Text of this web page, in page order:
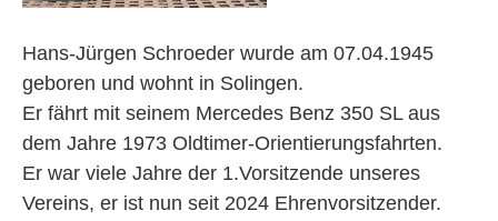
Hans-Jürgen Schroeder wurde am 07.04.1945
geboren und wohnt in Solingen.
Er fährt mit seinem Mercedes Benz 350 SL aus
dem Jahre 1973 Oldtimer-Orientierungsfahrten.
Er war viele Jahre der 1.Vorsitzende unseres
Vereins, er ist nun seit 2024 Ehrenvorsitzender.